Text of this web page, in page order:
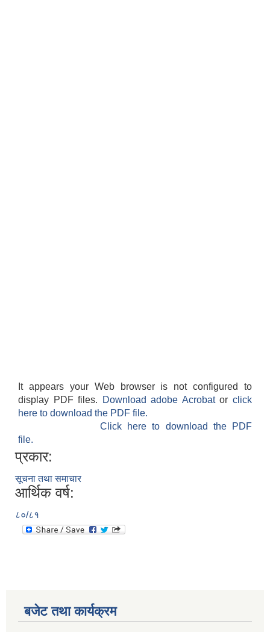
It appears your Web browser is not configured to
display PDF files.
Download adobe Acrobatorclick
here to download the PDF file.
Click here to download the PDF
file.
प्रकार:
सूचना तथा समाचार
आर्थिक वर्ष:
८०/८१
बजेट तथा कार्यक्रम